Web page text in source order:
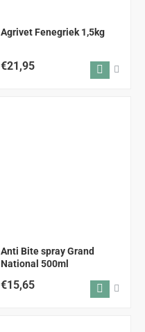
Agrivet Fenegriek 1,5kg
€21,95
Anti Bite spray Grand
National 500ml
€15,65